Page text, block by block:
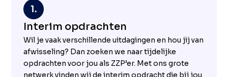
Interim opdrachten
Wil je vaak verschillende uitdagingen en hou jij van
afwisseling? Dan zoeken we naar tijdelijke
opdrachten voor jou als ZZP’er. Met ons grote
netwerk vinden wij de interim opdracht die bij jou